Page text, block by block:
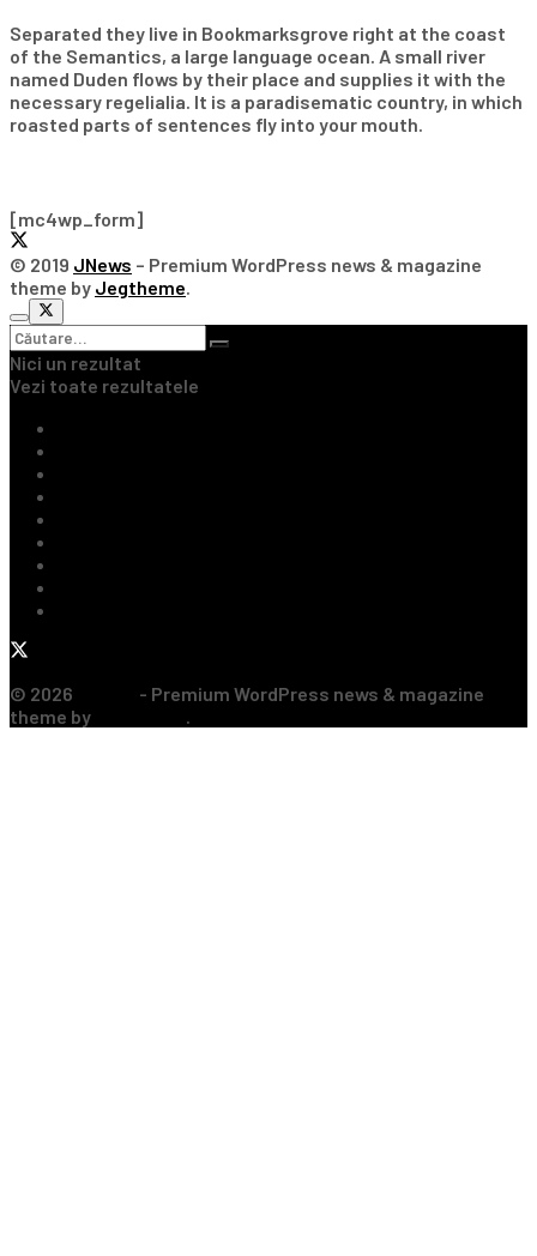
Separated they live in Bookmarksgrove right at the coast
of the Semantics, a large language ocean. A small river
named Duden flows by their place and supplies it with the
necessary regelialia. It is a paradisematic country, in which
roasted parts of sentences fly into your mouth.
[mc4wp_form]
© 2019 JNews – Premium WordPress news & magazine
theme by Jegtheme.
Nici un rezultat
Vezi toate rezultatele
© 2026
- Premium WordPress news & magazine
theme by
.